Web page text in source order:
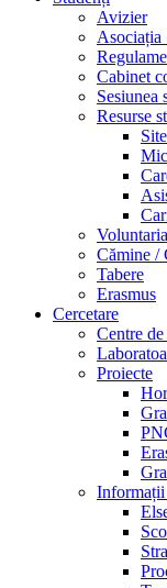
Avizier
Asociația
Cabinet
Sesiunea
Resurse
Cămine /
Tabere
Erasmus
Cercetare
Centre
Proiecte